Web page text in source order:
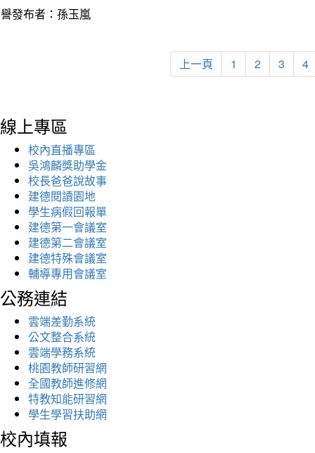
發布者：孫玉嵐
上一頁 1 2 3 4
線上專區
校內直播專區
吳鴻麟獎助學金
校長爸爸說故事
建德閱讀園地
學生病假回報單
建德第一會議室
建德第二會議室
建德特殊會議室
輔導專用會議室
公務連結
雲端差勤系統
公文整合系統
雲端學務系統
桃園教師研習網
全國教師進修網
特教知能研習網
學生學習扶助網
校內填報